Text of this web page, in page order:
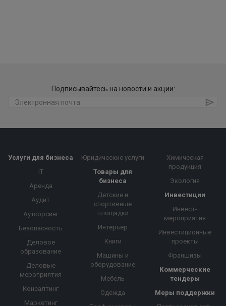
Подписывайтесь на новости и акции:
Услуги для бизнеса
IT
Аренда
Аудит
Аутсорсинг
Безопасность
Деловое
образование
Деловые
мероприятия
Консалтинг
Маркетинг
Юридические услуги
Товары для
бизнеса
Детские и
спортивные
площадки
Интерьер
Книги
Машины и
оборудование
Мебель
Одежда
Химическая
продукция
Экология
Инвестиции
Инвест-
мероприятия
Инвестиционные
проекты
Франшизы
Коммерческие
тендеры
Меры поддержки